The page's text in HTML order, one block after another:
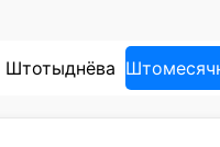
Штотыднёва